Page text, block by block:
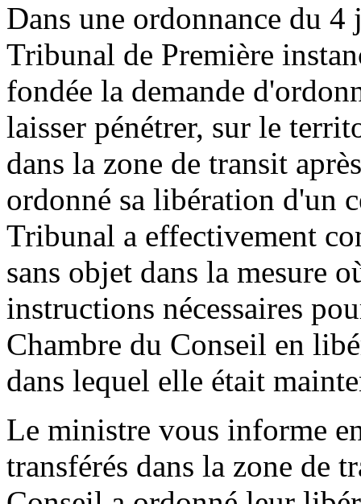
Dans une ordonnance du
Tribunal de Première
fondée la demande
laisser pénétrer, sur le
dans la zone de transit
ordonné sa libération d'un
Tribunal a effectivement
sans objet dans la mesure
instructions nécessaires
Chambre du Conseil en
dans lequel elle était
Le ministre vous informe
transférés dans la zone de